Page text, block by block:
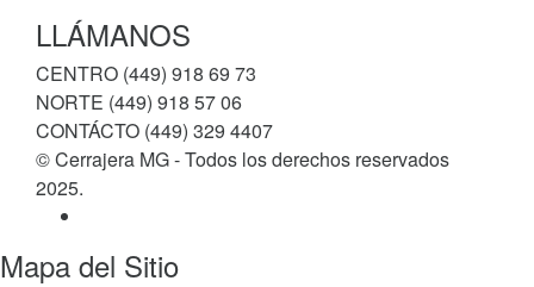
LLÁMANOS
CENTRO (449) 918 69 73
NORTE (449) 918 57 06
CONTÁCTO (449) 329 4407
© Cerrajera MG - Todos los derechos reservados
2025.
Mapa del Sitio